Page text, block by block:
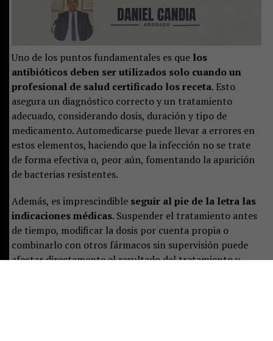
Uno de los puntos fundamentales es que los
antibióticos deben ser utilizados solo cuando un
profesional de salud certificado los receta. Esto
asegura un diagnóstico correcto y un tratamiento
adecuado, considerando dosis, duración y tipo de
medicamento. Automedicarse puede llevar a errores en
estos elementos, haciendo que la infección no se trate
de forma efectiva o, peor aún, fomentando la aparición
de bacterias resistentes.
Además, es imprescindible seguir al pie de la letra las
indicaciones médicas. Suspender el tratamiento antes
de tiempo, modificar la dosis por cuenta propia o
combinarlo con otros fármacos sin supervisión puede
afectar directamente el resultado del tratamiento y